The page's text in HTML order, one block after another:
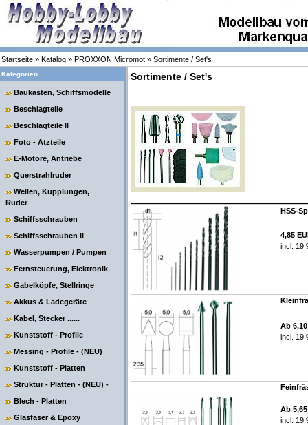
Startseite » Katalog » PROXXON Micromot » Sortimente / Set's
Kategorien
Baukästen, Schiffsmodelle
Beschlagteile
Beschlagteile II
Foto - Ätzteile
E-Motore, Antriebe
Querstrahlruder
Wellen, Kupplungen,
Ruder
Schiffsschrauben
Schiffsschrauben II
Wasserpumpen / Pumpen
Fernsteuerung, Elektronik
Gabelköpfe, Stellringe
Akkus & Ladegeräte
Kabel, Stecker ......
Kunststoff - Profile
Messing - Profile - (NEU)
Kunststoff - Platten
Struktur - Platten - (NEU) -
Blech - Platten
Glasfaser & Epoxy
Sortimente / Set's
HSS-
4,85
incl. 19
Ab
incl. 19
Ab
incl. 19